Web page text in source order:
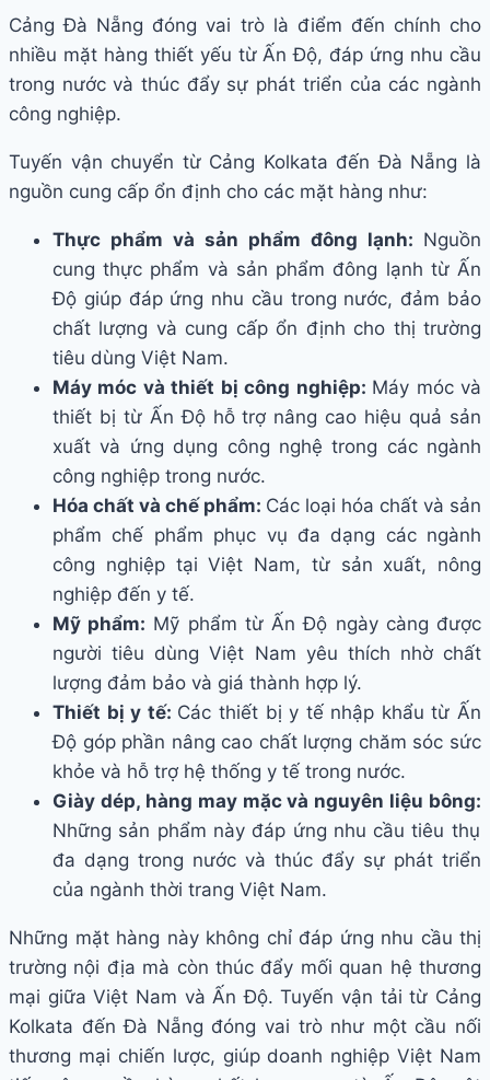
Cảng Đà Nẵng đóng vai trò là điểm đến chính cho
nhiều mặt hàng thiết yếu từ Ấn Độ, đáp ứng nhu cầu
trong nước và thúc đẩy sự phát triển của các ngành
công nghiệp.
Tuyến vận chuyển từ Cảng Kolkata đến Đà Nẵng là
nguồn cung cấp ổn định cho các mặt hàng như:
Thực phẩm và sản phẩm đông lạnh: Nguồn
cung thực phẩm và sản phẩm đông lạnh từ Ấn
Độ giúp đáp ứng nhu cầu trong nước, đảm bảo
chất lượng và cung cấp ổn định cho thị trường
tiêu dùng Việt Nam.
Máy móc và thiết bị công nghiệp: Máy móc và
thiết bị từ Ấn Độ hỗ trợ nâng cao hiệu quả sản
xuất và ứng dụng công nghệ trong các ngành
công nghiệp trong nước.
Hóa chất và chế phẩm: Các loại hóa chất và sản
phẩm chế phẩm phục vụ đa dạng các ngành
công nghiệp tại Việt Nam, từ sản xuất, nông
nghiệp đến y tế.
Mỹ phẩm: Mỹ phẩm từ Ấn Độ ngày càng được
người tiêu dùng Việt Nam yêu thích nhờ chất
lượng đảm bảo và giá thành hợp lý.
Thiết bị y tế: Các thiết bị y tế nhập khẩu từ Ấn
Độ góp phần nâng cao chất lượng chăm sóc sức
khỏe và hỗ trợ hệ thống y tế trong nước.
Giày dép, hàng may mặc và nguyên liệu bông:
Những sản phẩm này đáp ứng nhu cầu tiêu thụ
đa dạng trong nước và thúc đẩy sự phát triển
của ngành thời trang Việt Nam.
Những mặt hàng này không chỉ đáp ứng nhu cầu thị
trường nội địa mà còn thúc đẩy mối quan hệ thương
mại giữa Việt Nam và Ấn Độ. Tuyến vận tải từ Cảng
Kolkata đến Đà Nẵng đóng vai trò như một cầu nối
thương mại chiến lược, giúp doanh nghiệp Việt Nam